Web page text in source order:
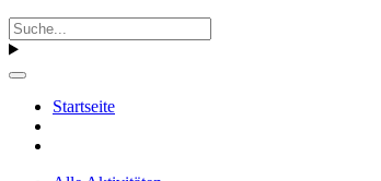
Startseite